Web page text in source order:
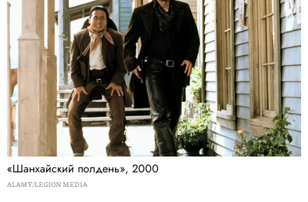
«Шанхайский полдень», 2000
ALAMY/LEGION MEDIA